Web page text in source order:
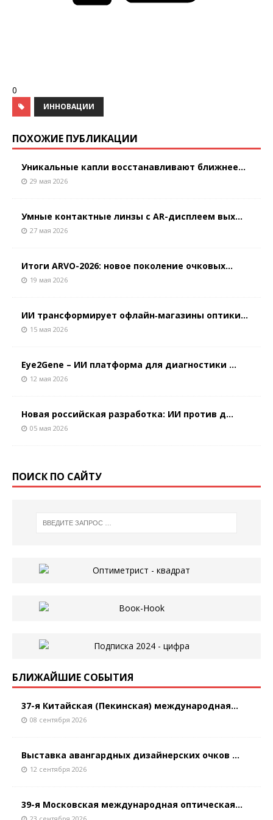
0
ИННОВАЦИИ
ПОХОЖИЕ ПУБЛИКАЦИИ
Уникальные капли восстанавливают ближнее...
29 мая 2026
Умные контактные линзы с AR-дисплеем вых...
27 мая 2026
Итоги ARVO-2026: новое поколение очковых...
19 мая 2026
ИИ трансформирует офлайн‑магазины оптики...
15 мая 2026
Eye2Gene – ИИ платформа для диагностики ...
12 мая 2026
Новая российская разработка: ИИ против д...
05 мая 2026
ПОИСК ПО САЙТУ
БЛИЖАЙШИЕ СОБЫТИЯ
37-я Китайская (Пекинская) международная...
08 сентября 2026
Выставка авангардных дизайнерских очков ...
12 сентября 2026
39-я Московская международная оптическая...